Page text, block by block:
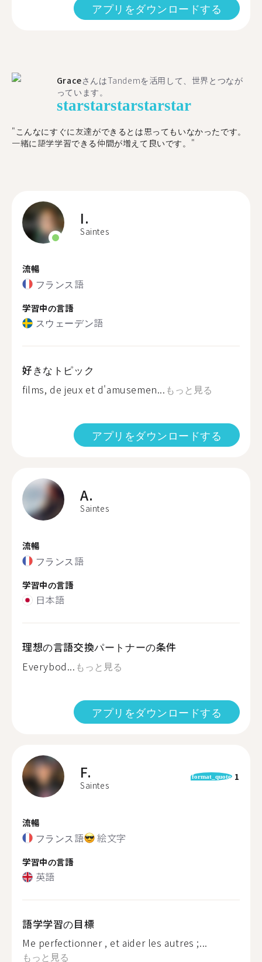
アプリをダウンロードする
GraceさんはTandemを活用して、世界とつなが
っています。
starstarstarstarstar
"こんなにすぐに友達ができるとは思ってもいなかったです。
一緒に語学学習できる仲間が増えて良いです。"
I.
Saintes
流暢
フランス語
学習中の言語
スウェーデン語
好きなトピック
films, de jeux et d'amusemen... もっと見る
アプリをダウンロードする
A.
Saintes
流暢
フランス語
学習中の言語
日本語
理想の言語交換パートナーの条件
Everybod... もっと見る
アプリをダウンロードする
F.
Saintes
format_quote 1
流暢
フランス語 絵文字
学習中の言語
英語
語学学習の目標
Me perfectionner , et aider les autres ;...
もっと見る